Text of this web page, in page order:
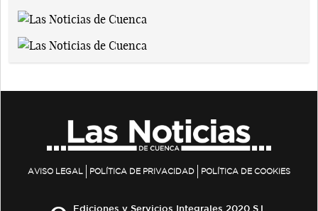
AVISO LEGAL POLÍTICA DE PRIVACIDAD POLÍTICA DE COOKIES
Ediciones y Servicios Integrales 2020 S.L.